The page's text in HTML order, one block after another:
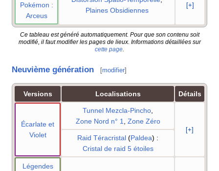
Pokémon :
Arceus
Plaines Obsidiennes
[+]
Ce tableau est généré automatiquement. Pour que son contenu soit
modifié, il faut modifier les pages de lieux. Informations détaillées sur
cette page
Neuvième génération [modifier]
Versions Localisations Détails
Écarlate et
Violet
Tunnel Mezcla-Pincho,
Zone Nord n° 1, Zone Zéro
[+]
Raid Téracristal (Paldea) :
Cristal de raid 5 étoiles
Légendes